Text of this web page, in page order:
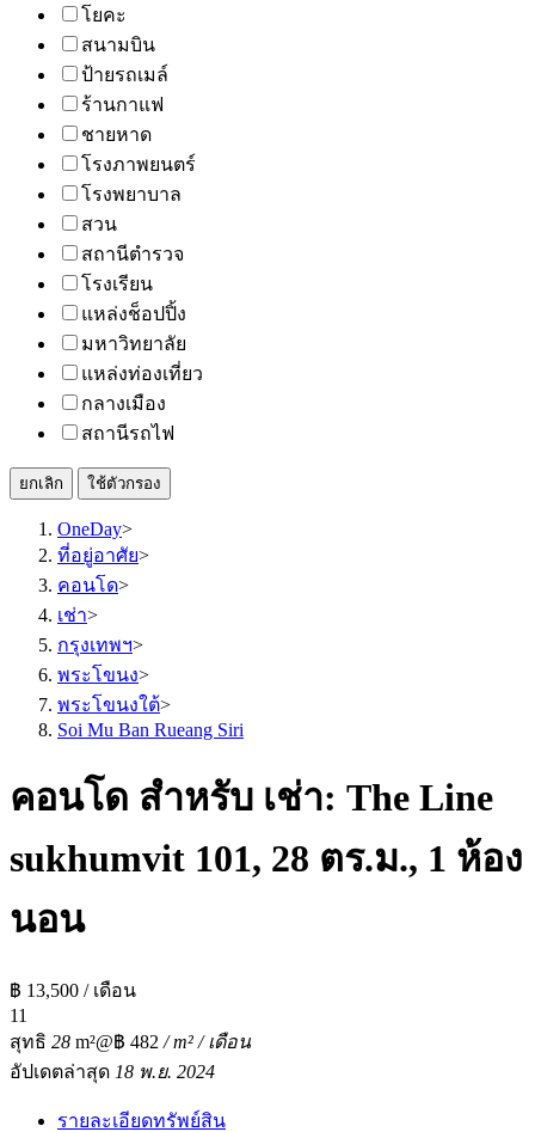
โยคะ
สนามบิน
ป้ายรถเมล์
ร้านกาแฟ
ชายหาด
โรงภาพยนตร์
โรงพยาบาล
สวน
สถานีตำรวจ
โรงเรียน
แหล่งช็อปปิ้ง
มหาวิทยาลัย
แหล่งท่องเที่ยว
กลางเมือง
สถานีรถไฟ
ยกเลิก ใช้ตัวกรอง
OneDay>
ที่อยู่อาศัย>
คอนโด>
เช่า>
กรุงเทพฯ>
พระโขนง>
พระโขนงใต้>
Soi Mu Ban Rueang Siri
คอนโด สำหรับ เช่า: The Line
sukhumvit 101, 28 ตร.ม., 1 ห้อง
นอน
฿ 13,500 / เดือน
11
สุทธิ 28 m²@฿ 482 / m² / เดือน
อัปเดตล่าสุด 18 พ.ย. 2024
รายละเอียดทรัพย์สิน